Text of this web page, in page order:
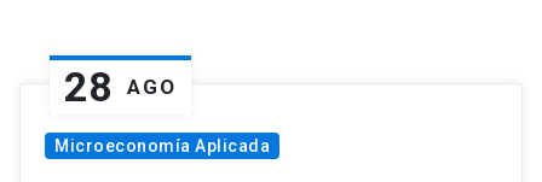
28 AGO
Microeconomía Aplicada